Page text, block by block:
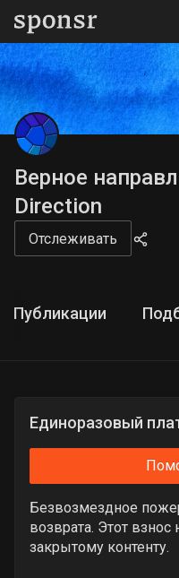
Верное
Direction
Отслеживать
Публикации
Единоразовый
Безвозмездное
возврата. Этот взнос
закрытому контенту.